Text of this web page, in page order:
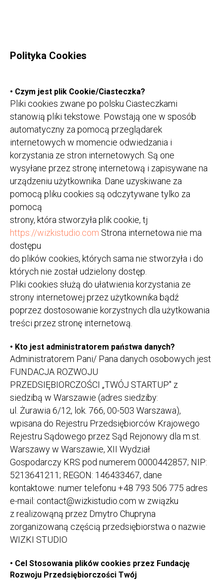
Polityka Cookies
• Czym jest plik Cookie/Ciasteczka?
Pliki cookies zwane po polsku Ciasteczkami
stanowią pliki tekstowe. Powstają one w sposób
automatyczny za pomocą przeglądarek
internetowych w momencie odwiedzania i
korzystania ze stron internetowych. Są one
wysyłane przez stronę internetową i zapisywane na
urządzeniu użytkownika. Dane uzyskiwane za
pomocą pliku cookies są odczytywane tylko za
pomocą
strony, która stworzyła plik cookie, tj
https://wizkistudio.com Strona internetowa nie ma
dostępu
do plików cookies, których sama nie stworzyła i do
których nie został udzielony dostęp.
Pliki cookies służą do ułatwienia korzystania ze
strony internetowej przez użytkownika bądź
poprzez dostosowanie korzystnych dla użytkowania
treści przez stronę internetową.
• Kto jest administratorem państwa danych?
Administratorem Pani/ Pana danych osobowych jest
FUNDACJA ROZWOJU
PRZEDSIĘBIORCZOŚCI „TWÓJ STARTUP" z
siedzibą w Warszawie (adres siedziby:
ul. Żurawia 6/12, lok. 766, 00-503 Warszawa),
wpisana do Rejestru Przedsiębiorców Krajowego
Rejestru Sądowego przez Sąd Rejonowy dla m.st.
Warszawy w Warszawie, XII Wydział
Gospodarczy KRS pod numerem 0000442857; NIP:
5213641211; REGON: 146433467, dane
kontaktowe: numer telefonu +48 793 506 775 adres
e-mail: contact@wizkistudio.com w związku
z realizowąną przez Dmytro Chupryna
zorganizowaną częścią przedsiębiorstwa o nazwie
WIZKI STUDIO
• Cel Stosowania plików cookies przez Fundację
Rozwoju Przedsiębiorczości Twój